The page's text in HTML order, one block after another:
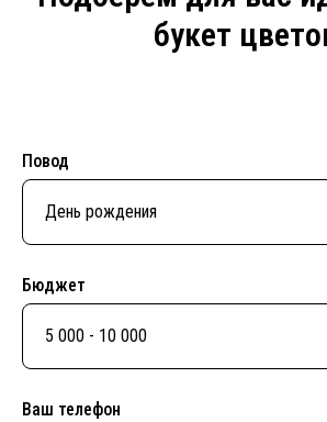
букет
Повод
Бюджет
Ваш телефон